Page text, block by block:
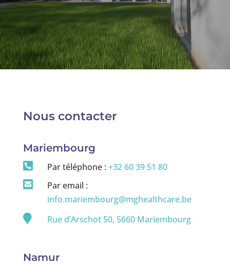
Nous contacter
Mariembourg
 Par téléphone : +32 60 39 51 80

Par email :
info.mariembourg@mghealthcare.be

Rue d’Arschot 50, 5660 Mariembourg
Namur